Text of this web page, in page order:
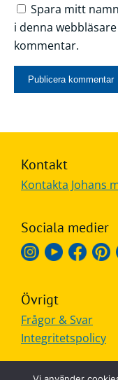
Spara mitt
i denna
kommentar.
Kontakt
Kontakta Johans
Sociala medier
Övrigt
Frågor & Svar
Integritetspolicy